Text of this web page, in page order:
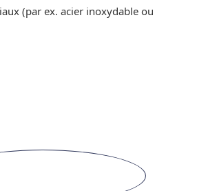
(par ex. acier inoxydable ou